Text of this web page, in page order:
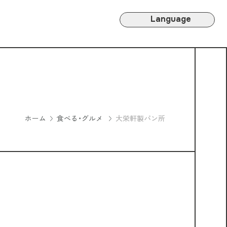
Language
ホーム 食べる・グルメ 大栄軒製パン所